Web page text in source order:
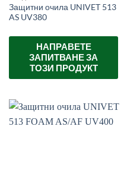
Защитни очила UNIVET 513
AS UV380
НАПРАВЕТЕ
ЗАПИТВАНЕ ЗА
ТОЗИ ПРОДУКТ